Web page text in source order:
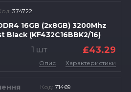
374722
16GB (2x8GB) 3200Mhz
Black (KF432C16BBK2/16)
1 шт £43.29
Опис Характеристики
Код: 71469